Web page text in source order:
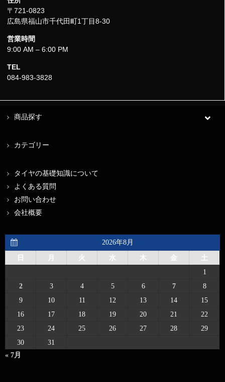
〒721-0823
広島県福山市千代田町1丁目8-30
営業時間
9:00 AM – 6:00 PM
TEL
084-983-3828
商品探す
カテゴリー
タイヤの基礎知識について
よくある質問
お問い合わせ
会社概要
2026年8月
日 月 火 水 木 金
土
1
2
3 4 5 6 7
8
9
10 11 12 13 14
15
16
17 18 19 20 21
22
23
24 25 26 27 28
29
30
31
« 7月